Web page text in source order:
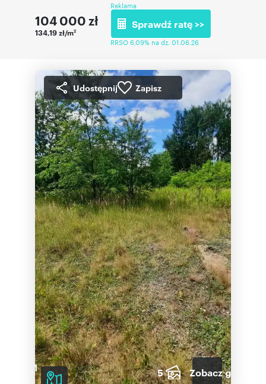
104 000 zł
134,19 zł/m2
Reklama
Sprawdź ratę >>
RRSO 6,09% na dz. 01.06.26
Udostępnij Zapisz
5 Zobacz galerię